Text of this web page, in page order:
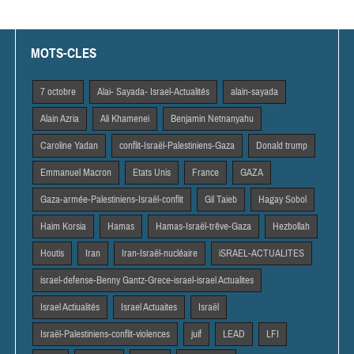
MOTS-CLES
7 octobre Alai- Sayada- Israel-Actualités alain-sayada
Alain Azria Ali Khamenei Benjamin Netnanyahu
Caroline Yadan conflit-Israël-Palestiniens-Gaza Donald trump
Emmanuel Macron Etats Unis France GAZA
Gaza-armée-Palestiniens-Israël-conflit Gil Taieb Hagay Sobol
Haim Korsia Hamas Hamas-Israël-trêve-Gaza Hezbollah
Houtis Iran Iran-Israël-nucléaire iSRAEL-ACTUALITES
israel-defense-Benny Gantz-Grece-israel-israel Actualites
Israel Actiualités Israel Actuaites Israël
Israël-Palestiniens-conflit-violences juif LEAD LFI